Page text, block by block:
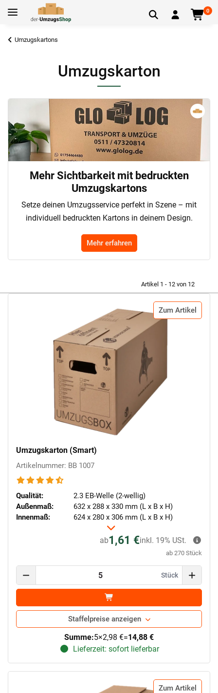
0
Umzugskartons
Umzugskarton
Mehr Sichtbarkeit mit bedruckten
Umzugskartons
Setze deinen Umzugsservice perfekt in Szene – mit
individuell bedruckten Kartons in deinem Design.
Mehr erfahren
Artikel 1 - 12 von 12
Zum Artikel
Umzugskarton (Smart)
Artikelnummer: BB 1007
Qualität:
2.3 EB-Welle (2-wellig)
Außenmaß:
632 x 288 x 330 mm (L x B x H)
Innenmaß:
624 x 280 x 306 mm (L x B x H)
ab1,61 €
ab 270 Stück
inkl. 19% USt.
Stück
Staffelpreise anzeigen
Summe:5×2,98 €=14,88 €
Lieferzeit: sofort lieferbar
Zum Artikel